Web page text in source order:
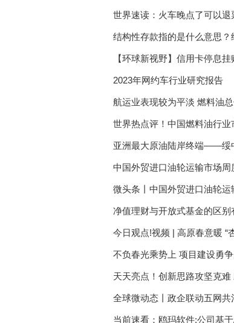
世界速读：火车晚点了可以
结构性存款指的是什么意思
【环球新视野】信用卡停息
2023年网约车行业研究报告
航运业表现较为平淡 燃料油
世界热点评！中国燃料油行
亚洲最大原油陆岸终端——绥
滚动
中国外贸进口油轮运输市场周
微头条丨中国外贸进口油轮运
净值理财与开放式基金的区
今日观点!视频 | 高原春意暖 “
不负春光乘势上 项目建设勇
天天亮点！创新思路攻坚克
全球微动态丨政企联动五网
当前速看：鸥玛软件:公司基